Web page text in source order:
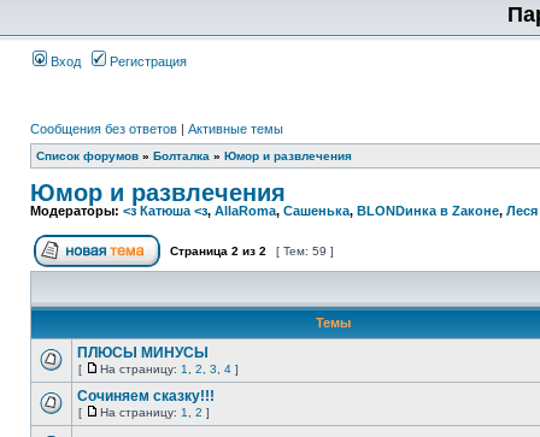
Вход Регистрация
Сообщения без ответов | Активные темы
Список форумов » Болталка » Юмор и развлечения
Юмор и развлечения
Модераторы: <з Катюша <з, AllaRoma, Сашенька, BLONDинка в Zаконе, Леся
Страница 2 из 2 [ Тем: 59 ]
Темы
ПЛЮСЫ МИНУСЫ
[ На страницу: 1 2 3 4 ]
Сочиняем сказку!!!
[ На страницу: 1 2 ]